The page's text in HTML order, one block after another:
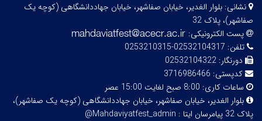
نشانی: بلوار الغدیر، خیابان صفاشهر، خیابان جهاددانشگاهی (کوچه یک
صفاشهر)، پلاک 32
پست الکترونیکی:
تلفن: 02532104317-0253210315
دورنگار: 02532104322
کدپستی: 3716986466
ساعات کاری: 8:00 صبح لغایت 15:00 عصر
بلوار الغدیر، خیابان صفاشهر، خیابان جهاددانشگاهی (کوچه یک صفاشهر)،
پلاک 32
پیامرسان ایتا : Mahdaviyatfest_admin@